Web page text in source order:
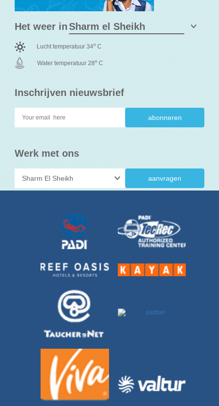
Inschrijven nieuwsbrief
Werk met ons
aanvragen
Het weer in
Lucht temperatuur 34o C
Water temperatuur 28o C